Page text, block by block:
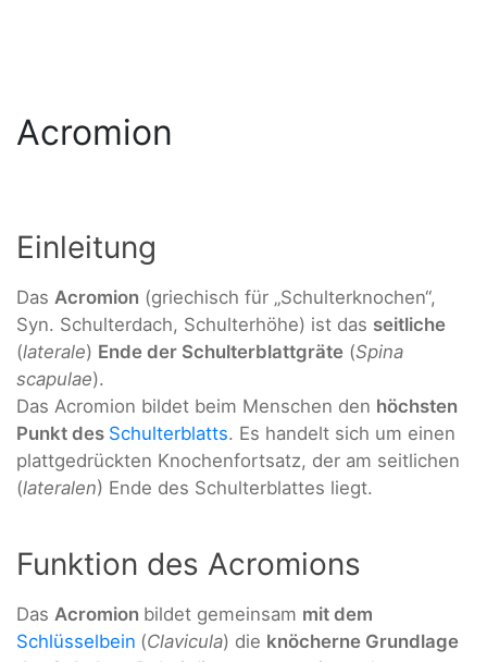
Acromion
Einleitung
Das Acromion (griechisch für „Schulterknochen“,
Syn. Schulterdach, Schulterhöhe) ist das seitliche
(laterale) Ende der Schulterblattgräte (Spina
scapulae).
Das Acromion bildet beim Menschen den höchsten
Punkt des Schulterblatts. Es handelt sich um einen
plattgedrückten Knochenfortsatz, der am seitlichen
(lateralen) Ende des Schulterblattes liegt.
Funktion des Acromions
Das Acromion bildet gemeinsam mit dem
Schlüsselbein (Clavicula) die knöcherne Grundlage